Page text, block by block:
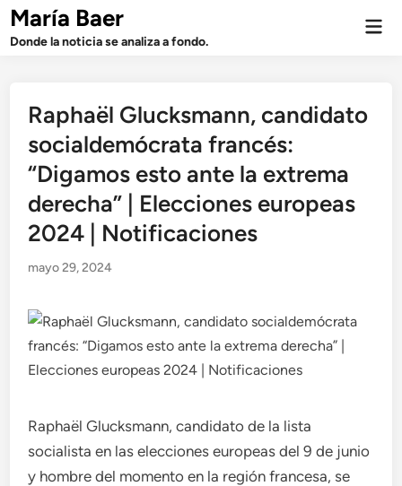
Saltar
contenido
María Baer
Donde la noticia se analiza a fondo.
Raphaël Glucksmann, candidato
socialdemócrata francés:
“Digamos esto ante la extrema
derecha” | Elecciones europeas
2024 | Notificaciones
mayo 29, 2024
Raphaël Glucksmann, candidato de la lista
socialista en las elecciones europeas del 9 de junio
y hombre del momento en la región francesa, se